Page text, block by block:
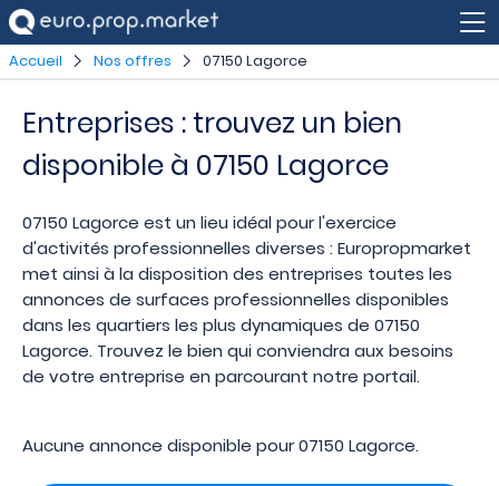
Accueil Nos offres 07150 Lagorce
Entreprises : trouvez un bien
disponible à 07150 Lagorce
07150 Lagorce est un lieu idéal pour l'exercice
d'activités professionnelles diverses : Europropmarket
met ainsi à la disposition des entreprises toutes les
annonces de surfaces professionnelles disponibles
dans les quartiers les plus dynamiques de 07150
Lagorce. Trouvez le bien qui conviendra aux besoins
de votre entreprise en parcourant notre portail.
Aucune annonce disponible pour 07150 Lagorce.